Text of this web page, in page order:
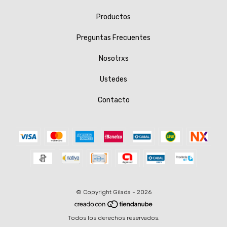
Productos
Preguntas Frecuentes
Nosotrxs
Ustedes
Contacto
© Copyright Gilada - 2026
Todos los derechos reservados.